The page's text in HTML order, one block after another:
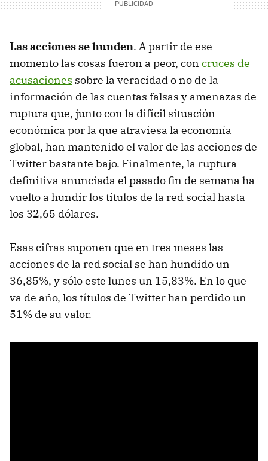
Las acciones se hunden. A partir de ese
momento las cosas fueron a peor, con cruces de
acusaciones sobre la veracidad o no de la
información de las cuentas falsas y amenazas de
ruptura que, junto con la difícil situación
económica por la que atraviesa la economía
global, han mantenido el valor de las acciones de
Twitter bastante bajo. Finalmente, la ruptura
definitiva anunciada el pasado fin de semana ha
vuelto a hundir los títulos de la red social hasta
los 32,65 dólares.
Esas cifras suponen que en tres meses las
acciones de la red social se han hundido un
36,85%, y sólo este lunes un 15,83%. En lo que
va de año, los títulos de Twitter han perdido un
51% de su valor.